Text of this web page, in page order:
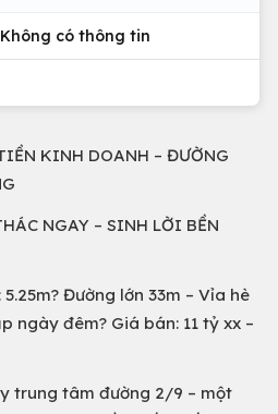
Không có thông tin
KINH DOANH – ĐƯỜNG
NGAY – SINH LỜI BỀN
Đường lớn 33m – Vỉa hè
ngày đêm? Giá bán: 11 tỷ xx –
trung tâm đường 2/9 – một